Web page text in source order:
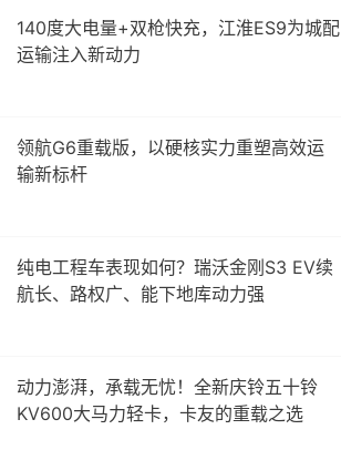
140度大电量+双枪快充，江淮ES9为城配
运输注入新动力
领航G6重载版，以硬核实力重塑高效运
输新标杆
纯电工程车表现如何？瑞沃金刚S3 EV续
航长、路权广、能下地库动力强
动力澎湃，承载无忧！全新庆铃五十铃
KV600大马力轻卡，卡友的重载之选